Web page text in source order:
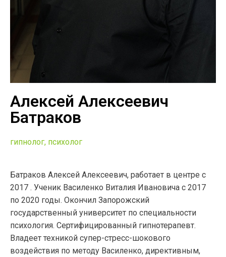
Алексей Алексеевич
Батраков
гипнолог, психолог
Батраков Алексей Алексеевич, работает в центре с
2017 . Ученик Василенко Виталия Ивановича с 2017
по 2020 годы. Окончил Запорожский
государственный университет по специальности
психология. Сертифицированный гипнотерапевт.
Владеет техникой супер-стресс-шокового
воздействия по методу Василенко, директивным,